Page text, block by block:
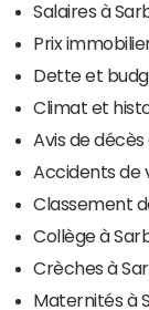
Salaires à
Prix
Dette et
Climat et
Avis de
Accidents de
Classement
Collège à
Crèches à
Maternités à